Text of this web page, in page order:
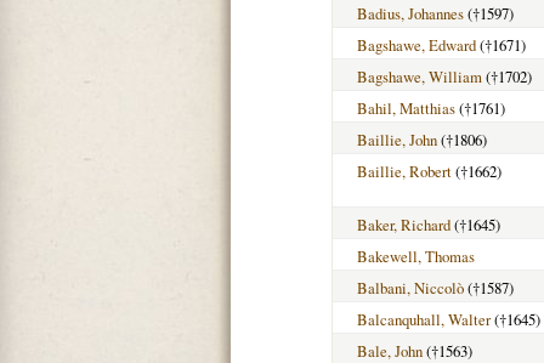
Badius, Johannes(†1597)
Bagshawe, Edward(†1671)
Bagshawe, William(†1702)
Bahil, Matthias(†1761)
Baillie, John(†1806)
Baillie, Robert(†1662)
Baker, Richard(†1645)
Bakewell, Thomas
Balbani, Niccolò(†1587)
Balcanquhall, Walter(†1645)
Bale, John(†1563)